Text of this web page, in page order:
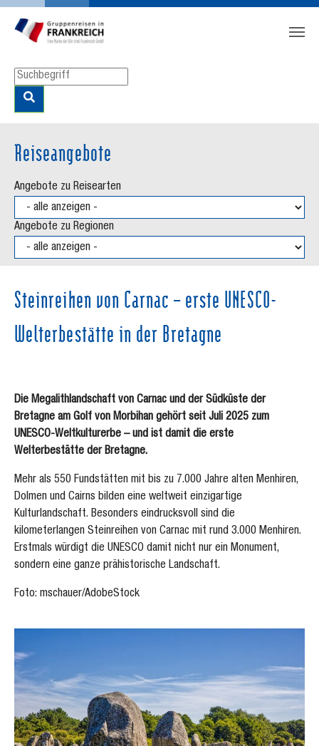
Zum Hauptinhalt springen
Skip to page footer
Reiseangebote
Angebote zu Reisearten
Angebote zu Regionen
Steinreihen von Carnac – erste UNESCO-
Welterbestätte in der Bretagne
Die Megalithlandschaft von Carnac und der Südküste der
Bretagne am Golf von Morbihan gehört seit Juli 2025 zum
UNESCO-Weltkulturerbe – und ist damit die erste
Welterbestätte der Bretagne.
Mehr als 550 Fundstätten mit bis zu 7.000 Jahre alten Menhiren,
Dolmen und Cairns bilden eine weltweit einzigartige
Kulturlandschaft. Besonders eindrucksvoll sind die
kilometerlangen Steinreihen von Carnac mit rund 3.000 Menhiren.
Erstmals würdigt die UNESCO damit nicht nur ein Monument,
sondern eine ganze prähistorische Landschaft.
Foto: mschauer/AdobeStock